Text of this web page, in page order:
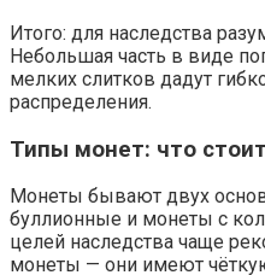
Итого: для наследства
Небольшая часть в виде
мелких слитков дадут
распределения.
Типы монет: что
Монеты бывают двух
буллионные и монеты с
целей наследства чаще
монеты — они имеют